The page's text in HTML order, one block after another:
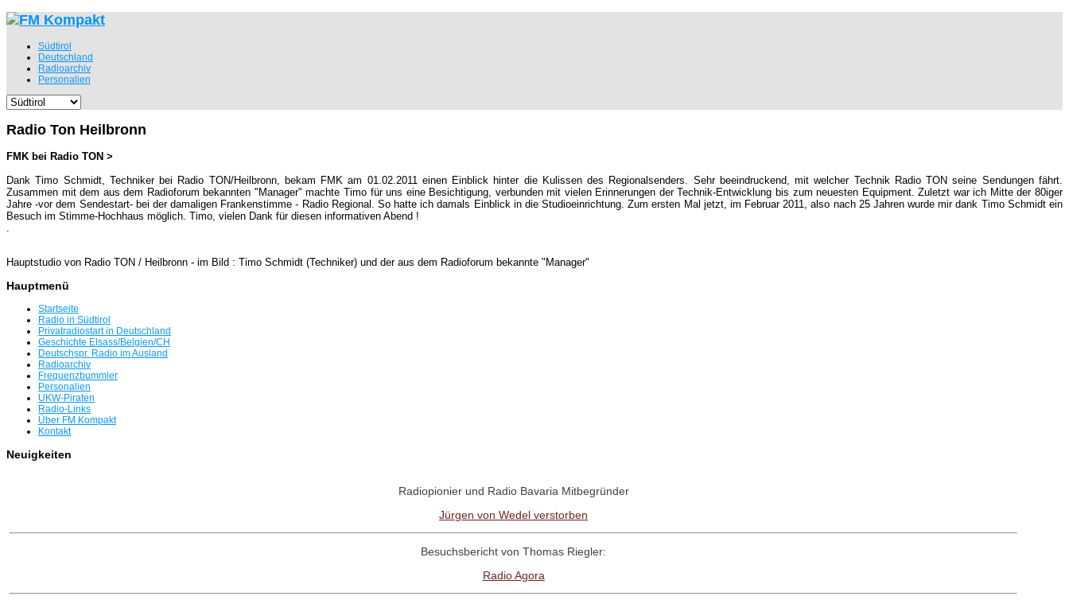
Südtirol
Deutschland
Radioarchiv
Personalien
Radio Ton Heilbronn
FMK bei Radio TON >
Dank Timo Schmidt, Techniker bei Radio TON/Heilbronn, bekam FMK am 01.02.2011 einen Einblick hinter die Kulissen des Regionalsenders. Sehr beeindruckend, mit welcher Technik Radio TON seine Sendungen fährt.
Zusammen mit dem aus dem Radioforum bekannten "Manager" machte Timo für uns eine Besichtigung, verbunden mit vielen Erinnerungen der Technik-Entwicklung bis zum neuesten Equipment. Zuletzt war ich Mitte der 80iger
Jahre -vor dem Sendestart- bei der damaligen Frankenstimme - Radio Regional. So hatte ich damals Einblick in die Studioeinrichtung. Zum ersten Mal jetzt, im Februar 2011, also nach 25 Jahren wurde mir dank Timo Schmidt ein
Besuch im Stimme-Hochhaus möglich. Timo, vielen Dank für diesen informativen Abend !
Hauptstudio von Radio TON / Heilbronn - im Bild : Timo Schmidt (Techniker) und der aus dem Radioforum bekannte "Manager"
Hauptmenü
Startseite
Radio in Südtirol
Privatradiostart in Deutschland
Geschichte Elsass/Belgien/CH
Deutschspr. Radio im Ausland
Radioarchiv
Frequenzbummler
Personalien
UKW-Piraten
Radio-Links
Über FM Kompakt
Kontakt
Neuigkeiten
Radiopionier und Radio Bavaria Mitbegründer
Jürgen von Wedel verstorben
Besuchsbericht von Thomas Riegler:
Radio Agora